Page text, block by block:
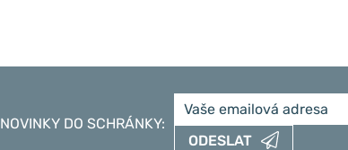
NOVINKY DO SCHRÁNKY:
ODESLAT